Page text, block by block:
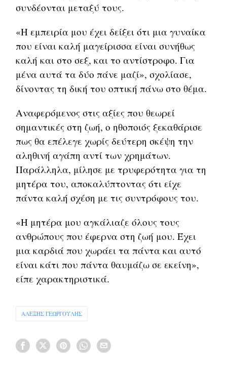
συνδέονται μεταξύ τους.
«Η εμπειρία μου έχει δείξει ότι μια γυναίκα
που είναι καλή μαγείρισσα είναι συνήθως
καλή και στο σεξ, και το αντίστροφο. Για
μένα αυτά τα δύο πάνε μαζί», σχολίασε,
δίνοντας τη δική του οπτική πάνω στο θέμα.
Αναφερόμενος στις αξίες που θεωρεί
σημαντικές στη ζωή, ο ηθοποιός ξεκαθάρισε
πως θα επέλεγε χωρίς δεύτερη σκέψη την
αληθινή αγάπη αντί των χρημάτων.
Παράλληλα, μίλησε με τρυφερότητα για τη
μητέρα του, αποκαλύπτοντας ότι είχε
πάντα καλή σχέση με τις συντρόφους του.
«Η μητέρα μου αγκάλιαζε όλους τους
ανθρώπους που έφερνα στη ζωή μου. Έχει
μια καρδιά που χωράει τα πάντα και αυτό
είναι κάτι που πάντα θαυμάζω σε εκείνη»,
είπε χαρακτηριστικά.
ΑΛΕΞΗΣ ΓΕΩΡΓΟΥΛΗΣ